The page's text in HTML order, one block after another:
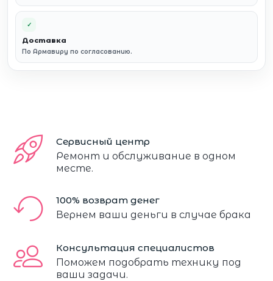
✓
Доставка
По Армавиру по согласованию.
Сервисный центр
Ремонт и обслуживание в одном
месте.
100% возврат денег
Вернем ваши деньги в случае брака
Консультация специалистов
Поможем подобрать технику под
ваши задачи.